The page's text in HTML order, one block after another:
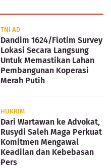
TNI AD
Dandim 1624/Flotim Survey
Lokasi Secara Langsung
Untuk Memastikan Lahan
Pembangunan Koperasi
Merah Putih
HUKRIM
Dari Wartawan ke Advokat,
Rusydi Saleh Maga Perkuat
Komitmen Mengawal
Keadilan dan Kebebasan
Pers